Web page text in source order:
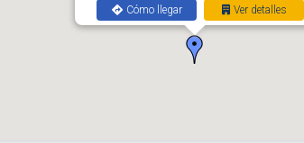
Cómo llegar Ver detalles